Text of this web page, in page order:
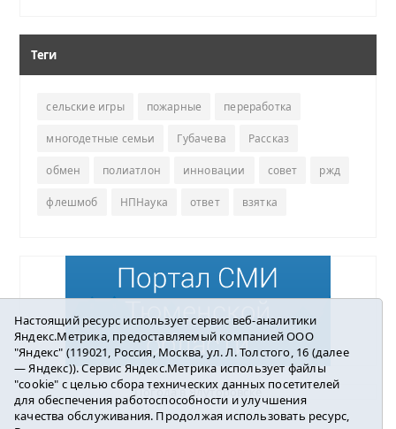
Теги
сельские игры пожарные переработка
многодетные семьи Губачева Рассказ
обмен полиатлон инновации совет ржд
флешмоб НПНаука ответ взятка
Погода в Ялуторовске
Настоящий ресурс использует сервис веб-аналитики
Яндекс.Метрика, предоставляемый компанией ООО
"Яндекс" (119021, Россия, Москва, ул. Л. Толстого, 16 (далее
— Яндекс)). Сервис Яндекс.Метрика использует файлы
"cookie" с целью сбора технических данных посетителей
для обеспечения работоспособности и улучшения
качества обслуживания. Продолжая использовать ресурс,